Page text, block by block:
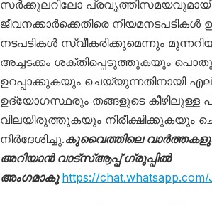
സർക്കുലറിലോ പ്രവൃത്തിസമയവുമായി
ജീവനക്കാർക്കെതിരെ
നടപടികൾ സ്വീകരിക്കുമെന്നും
അച്ചടക്കം ശക്തിപ്പെടുത്തുകയും
ഉറപ്പാക്കുകയും ചെയ്യുന്നതിനായി
ഉദ്യോഗസ്ഥരും തങ്ങളുടെ കീഴിലുള്ള
വിലയിരുത്തുകയും നിരീക്ഷിക്കുകയും
നിർദേശിച്ചു.കുവൈത്തിലെ
അറിയാൻ വാട്സ്ആപ്പ് ഗ്രൂപ്പിൽ
അംഗമാകൂ https://